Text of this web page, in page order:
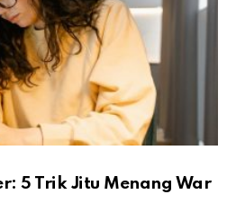
5 Trik Jitu Menang War